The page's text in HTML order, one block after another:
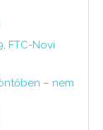
FTC-Novi
– nem